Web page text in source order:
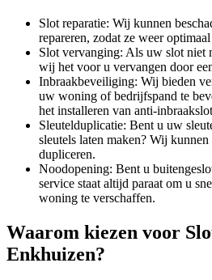
Slot reparatie: Wij kunnen
repareren, zodat ze weer
Slot vervanging: Als uw slot niet
wij het voor u vervangen door
Inbraakbeveiliging: Wij bieden
uw woning of bedrijfspand te
het installeren van anti-
Sleutelduplicatie: Bent u uw
sleutels laten maken? Wij
dupliceren.
Noodopening: Bent u
service staat altijd paraat om u
woning te verschaffen.
Waarom kiezen voor
Enkhuizen?